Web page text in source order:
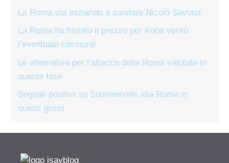
La Roma sta iniziando a sondare Nicolò Savona
La Roma ha fissato il prezzo per Koné verso
l’eventuale cessione
Le alternative per l’attacco della Roma valutate in
questa fase
Segnali positivi su Summerville alla Roma in
questi giorni